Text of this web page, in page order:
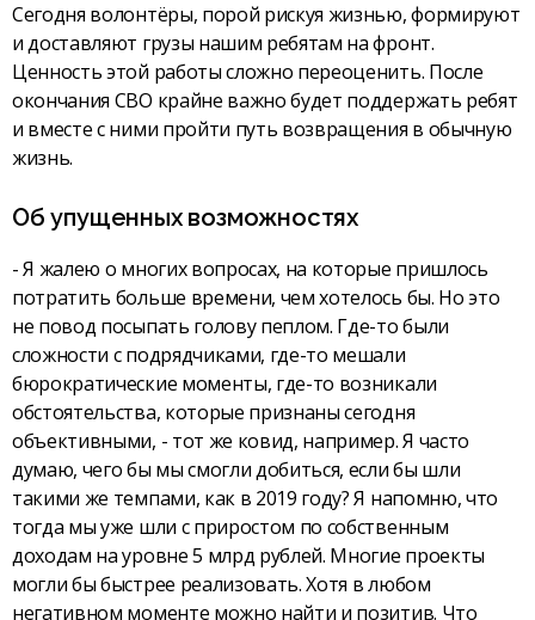
Сегодня волонтёры, порой рискуя жизнью, формируют
и доставляют грузы нашим ребятам на фронт.
Ценность этой работы сложно переоценить. После
окончания СВО крайне важно будет поддержать ребят
и вместе с ними пройти путь возвращения в обычную
жизнь.
Об упущенных возможностях
- Я жалею о многих вопросах, на которые пришлось
потратить больше времени, чем хотелось бы. Но это
не повод посыпать голову пеплом. Где-то были
сложности с подрядчиками, где-то мешали
бюрократические моменты, где-то возникали
обстоятельства, которые признаны сегодня
объективными, - тот же ковид, например. Я часто
думаю, чего бы мы смогли добиться, если бы шли
такими же темпами, как в 2019 году? Я напомню, что
тогда мы уже шли с приростом по собственным
доходам на уровне 5 млрд рублей. Многие проекты
могли бы быстрее реализовать. Хотя в любом
негативном моменте можно найти и позитив. Что